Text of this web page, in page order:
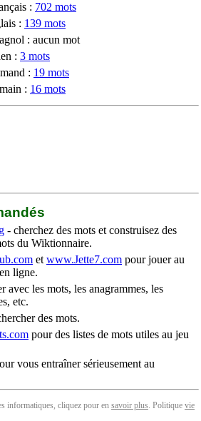
: 702 mots
: 139 mots
: aucun mot
: 3 mots
: 19 mots
: 16 mots
- cherchez des mots et construisez des
du Wiktionnaire.
et www.Jette7.com pour jouer au
ligne.
avec les mots, les anagrammes, les
etc.
des mots.
pour des listes de mots utiles au jeu
vous entraîner sérieusement au
informatiques, cliquez pour en savoir plus. Politique vie